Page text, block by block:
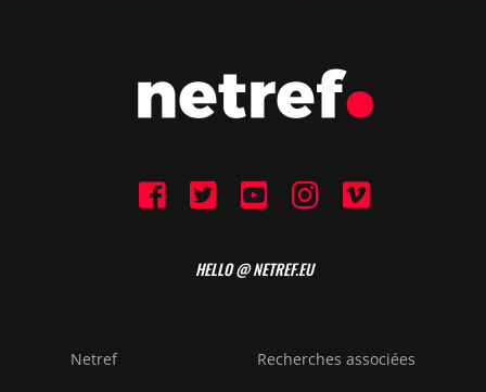
HELLO @ NETREF.EU
Netref Recherches associées